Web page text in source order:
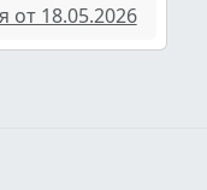
от 18.05.2026